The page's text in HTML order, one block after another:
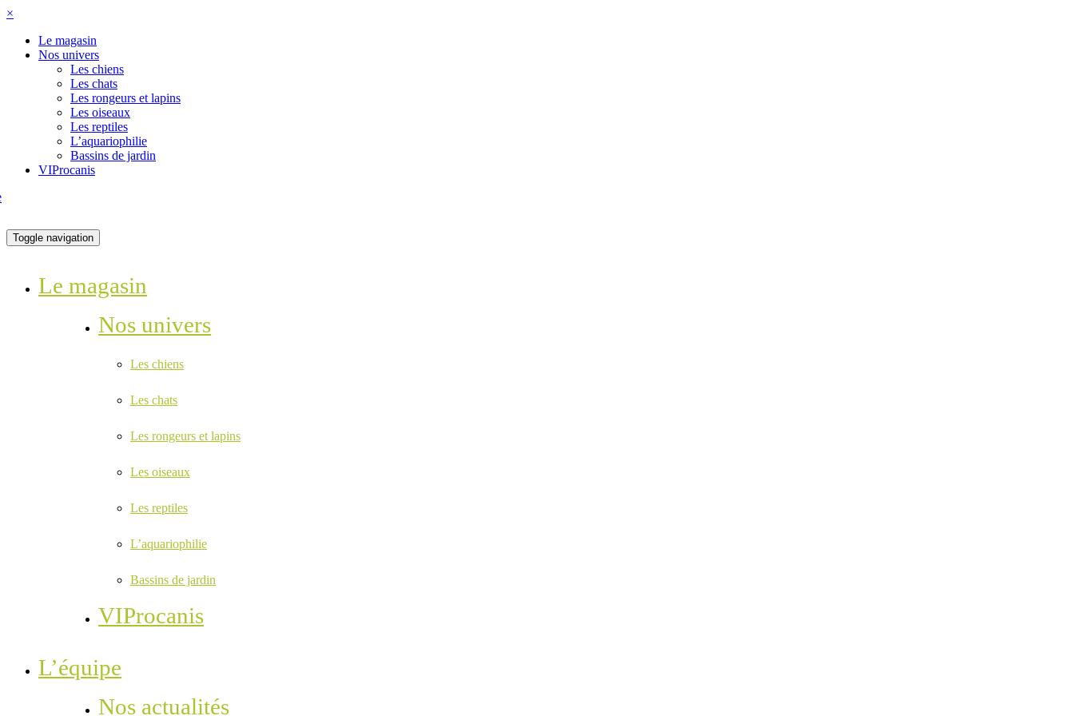
×
Le magasin
Nos univers
Les chiens
Les chats
Les rongeurs et lapins
Les oiseaux
Les reptiles
L’aquariophilie
Bassins de jardin
VIProcanis
Toggle navigation
Le magasin
Nos univers
Les chiens
Les chats
Les rongeurs et lapins
Les oiseaux
Les reptiles
L’aquariophilie
Bassins de jardin
VIProcanis
L’équipe
Nos actualités